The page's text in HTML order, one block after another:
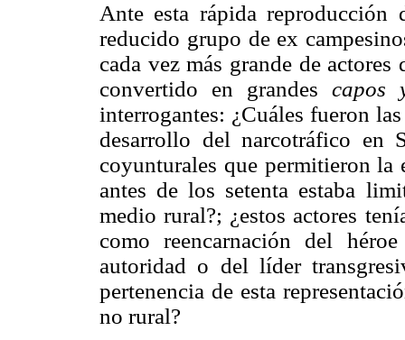
Ante esta rápida
reducido grupo de ex
cada vez más grande de
convertido en grandes
interrogantes: ¿Cuáles fueron
desarrollo del narcotráfico en
coyunturales que permitieron
antes de los setenta estaba
medio rural?; ¿estos actores
como reencarnación del
autoridad o del líder
pertenencia de esta
no rural?